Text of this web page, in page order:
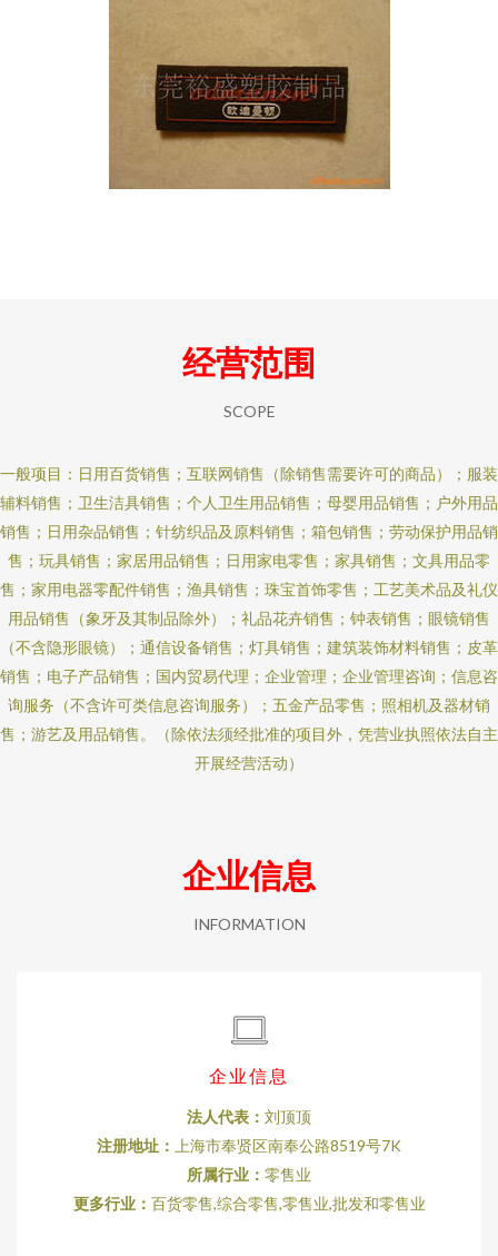
经营范围
SCOPE
一般项目：日用百货销售；互联网销售（除销售需要许可的商品）；服装
辅料销售；卫生洁具销售；个人卫生用品销售；母婴用品销售；户外用品
销售；日用杂品销售；针纺织品及原料销售；箱包销售；劳动保护用品销
售；玩具销售；家居用品销售；日用家电零售；家具销售；文具用品零
售；家用电器零配件销售；渔具销售；珠宝首饰零售；工艺美术品及礼仪
用品销售（象牙及其制品除外）；礼品花卉销售；钟表销售；眼镜销售
（不含隐形眼镜）；通信设备销售；灯具销售；建筑装饰材料销售；皮革
销售；电子产品销售；国内贸易代理；企业管理；企业管理咨询；信息咨
询服务（不含许可类信息咨询服务）；五金产品零售；照相机及器材销
售；游艺及用品销售。（除依法须经批准的项目外，凭营业执照依法自主
开展经营活动）
企业信息
INFORMATION
企业信息
法人代表： 刘顶顶
注册地址：
上海市奉贤区南奉公路8519号7K
所属行业： 零售业
更多行业： 百货零售,综合零售,零售业,批发和零售业